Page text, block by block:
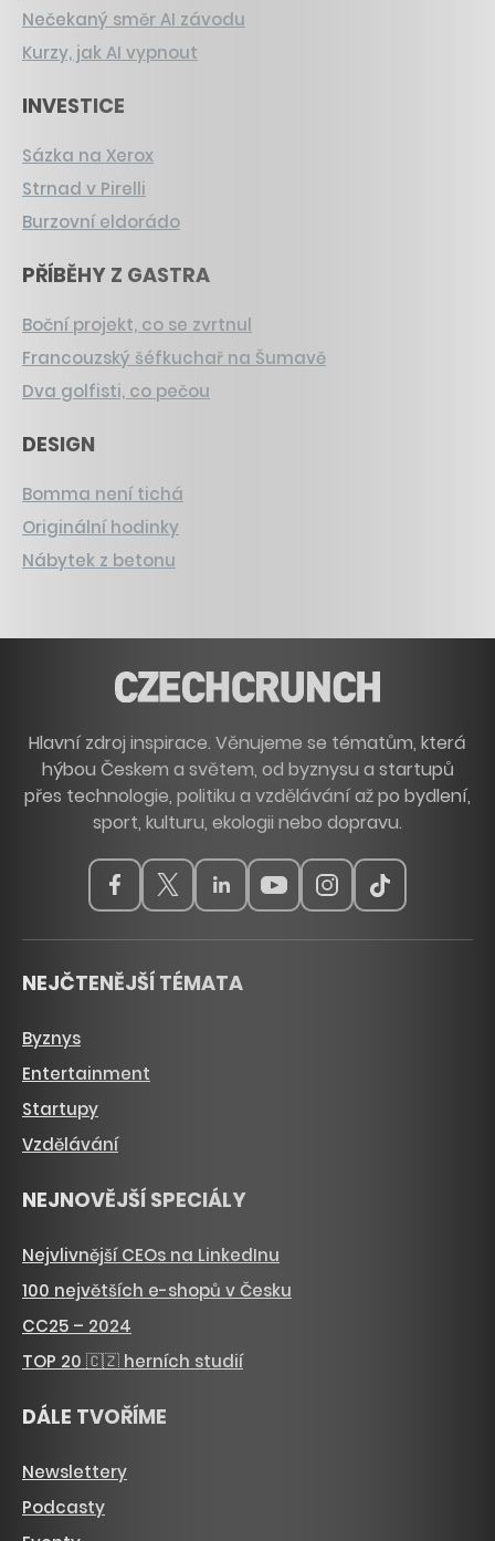
Nečekaný směr AI závodu
Kurzy, jak AI vypnout
INVESTICE
Sázka na Xerox
Strnad v Pirelli
Burzovní eldorádo
PŘÍBĚHY Z GASTRA
Boční projekt, co se zvrtnul
Francouzský šéfkuchař na Šumavě
Dva golfisti, co pečou
DESIGN
Bomma není tichá
Originální hodinky
Nábytek z betonu
Hlavní zdroj inspirace. Věnujeme se tématům, která
hýbou Českem a světem, od byznysu a startupů
přes technologie, politiku a vzdělávání až po bydlení,
sport, kulturu, ekologii nebo dopravu.
NEJČTENĚJŠÍ TÉMATA
Byznys
Entertainment
Startupy
Vzdělávání
NEJNOVĚJŠÍ SPECIÁLY
Nejvlivnější CEOs na LinkedInu
100 největších e-shopů v Česku
CC25 – 2024
TOP 20 🇨🇿 herních studií
DÁLE TVOŘÍME
Newslettery
Podcasty